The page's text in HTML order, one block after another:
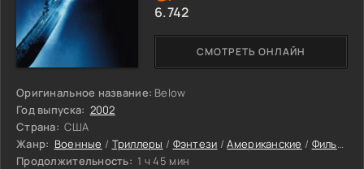
Оригинальное название: Below
Год выпуска: 2002
Страна: США
Жанр: Военные / Триллеры / Фэнтези /Американские / Фильмы
Продолжительность: 1 ч 45 мин
СМОТРЕТЬ ОНЛАЙН
6.742